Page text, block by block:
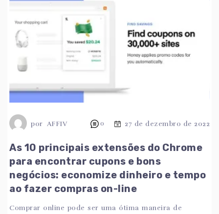
por AFFIV 0 27 de dezembro de 2022
As 10 principais extensões do Chrome
para encontrar cupons e bons
negócios: economize dinheiro e tempo
ao fazer compras on-line
Comprar online pode ser uma ótima maneira de